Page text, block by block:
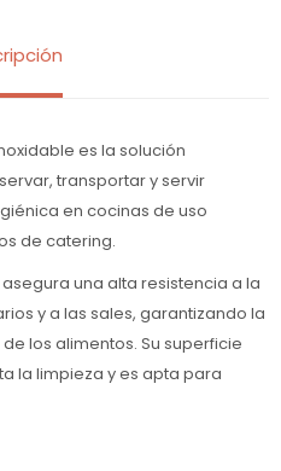
es la solución
transportar y servir
en cocinas de uso
de catering.
una alta resistencia a la
y a las sales, garantizando la
los alimentos. Su superficie
la limpieza y es apta para